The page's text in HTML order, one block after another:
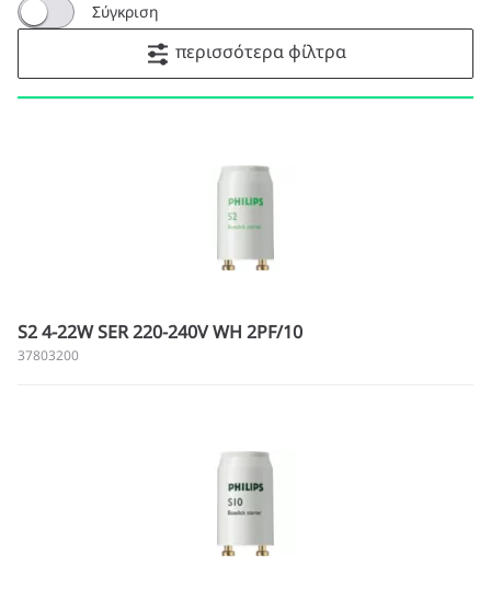
Σύγκριση
περισσότερα φίλτρα
S2 4-22W SER 220-240V WH 2PF/10
37803200